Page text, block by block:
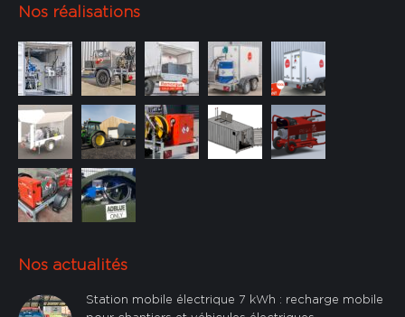
Nos réalisations
Nos actualités
Station mobile électrique 7 kWh : recharge mobile